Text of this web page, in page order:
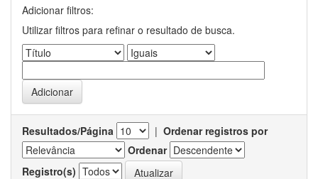
Adicionar filtros:
Utilizar filtros para refinar o resultado de busca.
Resultados/Página | Ordenar registros por
Ordenar
Registro(s)